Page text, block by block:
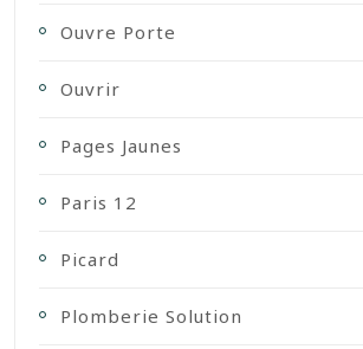
Ouvre Porte
Ouvrir
Pages Jaunes
Paris 12
Picard
Plomberie Solution